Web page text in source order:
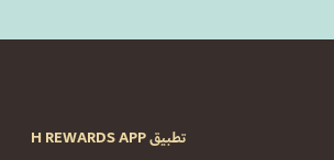
تطبيق H REWARDS APP